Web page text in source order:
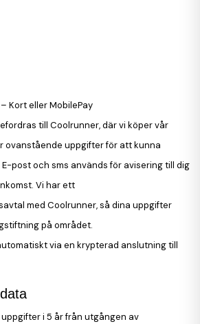
Kort eller MobilePay
till Coolrunner, där vi köper vår
ovanstående uppgifter för att kunna
post och sms används för avisering till dig
Vi har ett
med Coolrunner, så dina uppgifter
på området.
via en krypterad anslutning till
i 5 år från utgången av